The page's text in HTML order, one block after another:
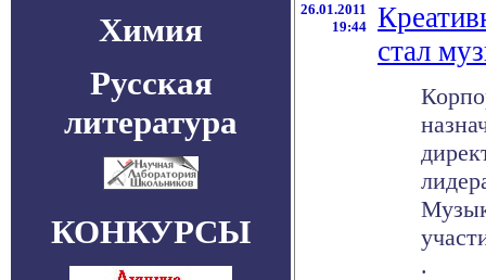
Химия
Русская
литература
КОНКУРСЫ
26.01.2011
19:44
стал
.